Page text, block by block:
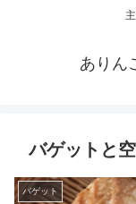
ありん
バゲットと
バゲット